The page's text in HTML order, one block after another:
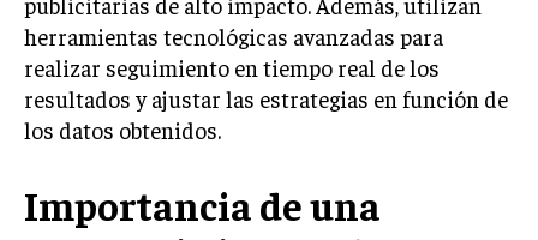
EMPRENDIMIENTO
INNOVACIÓN EMPRESARIAL
GESTIÓN DEL CAMBIO
HABILIDADES DIRECTIVAS
herramientas tecnológicas avanzadas para
realizar seguimiento en tiempo real de los
resultados y ajustar las estrategias en función de
los datos obtenidos.
Importancia de una